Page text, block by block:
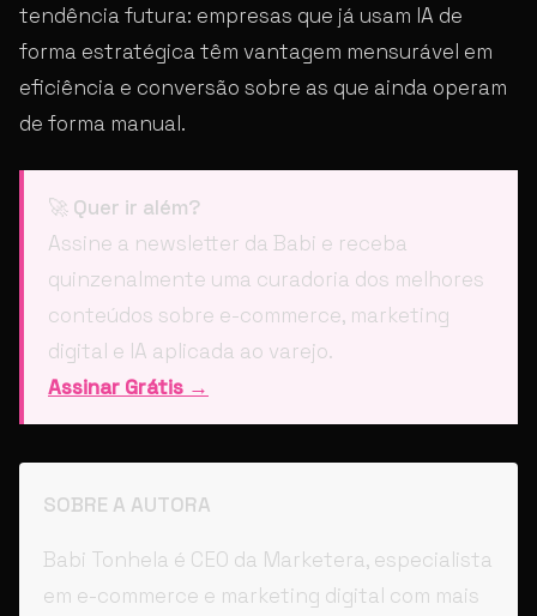
tendência futura: empresas que já usam IA de
forma estratégica têm vantagem mensurável em
eficiência e conversão sobre as que ainda operam
de forma manual.
🚀 Quer ir além?
Assine a newsletter da Babi e receba
quinzenalmente uma curadoria dos melhores
conteúdos sobre e-commerce, marketing
digital e IA aplicada ao varejo.
Assinar Grátis →
SOBRE A AUTORA
Babi Tonhela é CEO da Marketera, especialista
em e-commerce e marketing digital com mais